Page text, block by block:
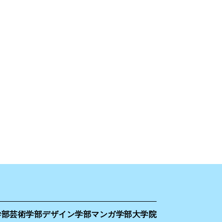
芸術学部デザイン学部マンガ学部大学院